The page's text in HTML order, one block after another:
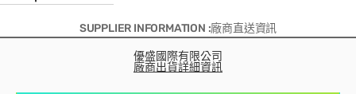
SUPPLIER INFORMATION :廠商直送資訊
優盛國際有限公司
廠商出貨詳細資訊